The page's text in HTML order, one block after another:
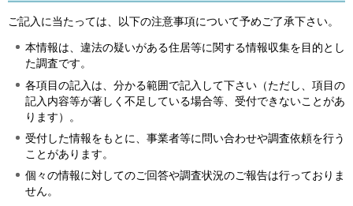
ご記入に当たっては、以下の注意事項について予めご了承下さい。
本情報は、違法の疑いがある住居等に関する情報収集を目的とし
た調査です。
各項目の記入は、分かる範囲で記入して下さい（ただし、項目の
記入内容等が著しく不足している場合等、受付できないことがあ
ります）。
受付した情報をもとに、事業者等に問い合わせや調査依頼を行う
ことがあります。
個々の情報に対してのご回答や調査状況のご報告は行っておりま
せん。